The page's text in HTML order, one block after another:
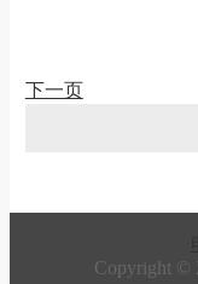
下一页
Copyright ©